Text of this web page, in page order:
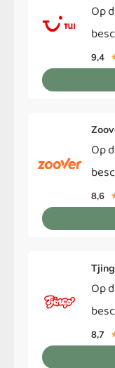
Op
9,4
Op
8,6
Op
8,7